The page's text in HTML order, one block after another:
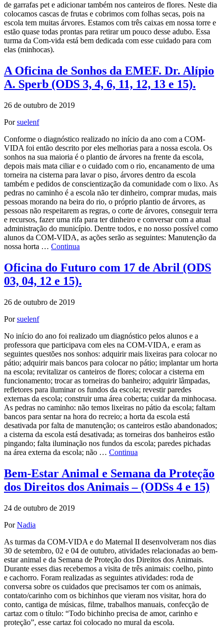
de garrafas pet e adicionar também nos canteiros de flores. Neste dia
colocamos cascas de frutas e cobrimos com folhas secas, pois na
escola tem muitas árvores. Estamos com três caixas em nossa torre e
estão quase todas prontas para retirar um pouco desse adubo. Essa
turma da Com-vida está bem dedicada com esse cuidado para com
elas (minhocas).
A Oficina de Sonhos da EMEF. Dr. Alípio
A. Sperb (ODS 3, 4, 6, 11, 12, 13 e 15).
26 de outubro de 2019
Porsuelenf
Conforme o diagnóstico realizado no início da ano com a COM-
VIDA foi então descrito por eles melhorias para a nossa escola. Os
sonhos na sua maioria é o plantio de árvores na frente da escola,
depois mais mata ciliar e o cuidado com o rio, encanamento de uma
torneira na cisterna para lavar o piso, árvores dentro da escola
também e pedidos de conscientização da comunidade com o lixo. As
pedras no caminho é a escola não ter dinheiro, comprar mudas, mais
pessoas morando na beira do rio, o próprio plantio de árvores, as
pessoas não respeitarem as regras, o corte de árvores, conseguir terra
e recursos, fazer uma rifa para ter dinheiro e conversar com a atual
administração do município. Dentre todos, e no nosso possível como
alunos da COM-VIDA, as ações serão as seguintes: Manutenção da
nossa horta … Continua
Oficina do Futuro com 17 de Abril (ODS
03, 04, 12 e 15).
26 de outubro de 2019
Porsuelenf
No início do ano foi realizado um diagnóstico pelos alunos e a
professora que participava com eles na COM-VIDA, e eram as
seguintes questões nos sonhos: adquirir mais lixeiras para colocar no
pátio; adquirir mais bancos para colocar no pátio; implantar um horta
na escola; revitalizar os canteiros de flores; colocar a cisterna em
funcionamento; trocar as torneiras do banheiro; adquirir lâmpadas,
refletores para iluminar os fundos da escola; revestir paredes
externas da escola; construir uma área coberta; cuidar da minhocasa.
As pedras no caminho: não temos lixeiras no pátio da escola; faltam
bancos para sentar na hora do recreio; a horta da escola está
desativada por falta de manutenção; os canteiros estão abandonados;
a cisterna da escola está desativada; as torneiras dos banheiros estão
pingando; falta iluminação nos fundos da escola; paredes pichadas
na área externa da escola; não … Continua
Bem-Estar Animal e Semana da Proteção
dos Direitos dos Animais – (ODSs 4 e 15)
24 de outubro de 2019
PorNadia
As turmas da COM-VIDA e do Maternal II desenvolveram nos dias
30 de setembro, 02 e 04 de outubro, atividades relacionadas ao bem-
estar animal e da Semana de Proteção dos Direitos dos Animais.
Durante esses dias recebemos a visita de três animais: coelho, pinto
e cachorro. Foram realizadas as seguintes atividades: roda de
conversa sobre os cuidados que precisamos ter com os animais,
contato/carinho com os bichinhos que vieram nos visitar, hora do
conto, cantiga de músicas, filme, trabalhos manuais, confecção de
cartaz com o título: “Todo bichinho precisa de amor, carinho e
proteção”, esse cartaz foi colocado no mural da escola.